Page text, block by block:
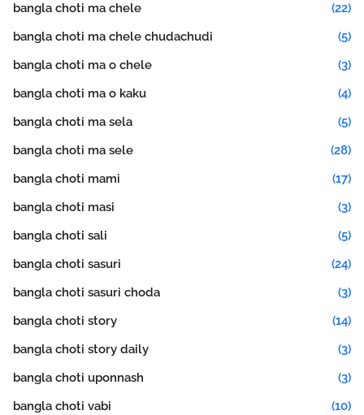
bangla choti ma chele
(22)
bangla choti ma chele chudachudi
(5)
bangla choti ma o chele
(3)
bangla choti ma o kaku
(4)
bangla choti ma sela
(5)
bangla choti ma sele
(28)
bangla choti mami
(17)
bangla choti masi
(3)
bangla choti sali
(5)
bangla choti sasuri
(24)
bangla choti sasuri choda
(3)
bangla choti story
(14)
bangla choti story daily
(3)
bangla choti uponnash
(3)
bangla choti vabi
(10)